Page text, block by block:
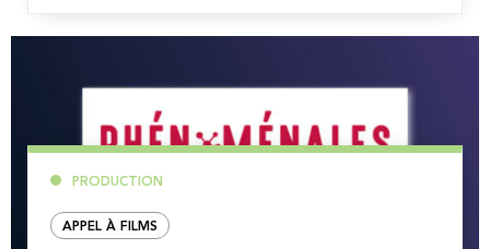
PRODUCTION
APPEL À FILMS